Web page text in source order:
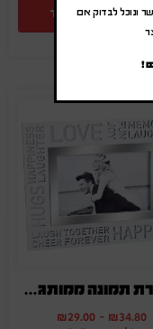
להצעת מחיר
מסגרת תמונה ממותגת עשויה עץ
₪34.80
-
₪29.00
ונוכל לבדוק אם
!